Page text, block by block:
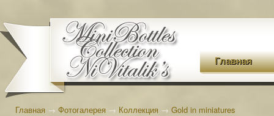
Главная
Главная → Фотогалерея → Коллекция → Gold in miniatures